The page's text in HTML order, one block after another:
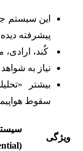
این سیستم
پیشرفته
کُند،
نیاز به
بیشتر
سقوط
ویژگی
(Experiential)